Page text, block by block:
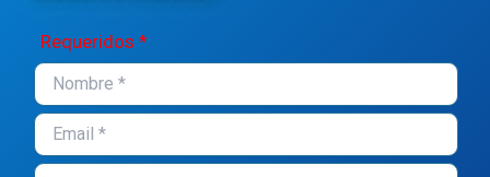
Requeridos *